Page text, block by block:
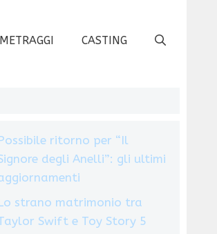
CASTING
ritorno per “Il
degli Anelli”: gli ultimi
strano matrimonio tra
Swift e Toy Story 5